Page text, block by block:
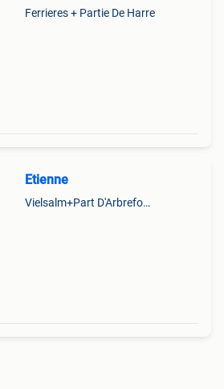
Ferrieres + Partie De Harre
Etienne
Vielsalm+Part D'Arbrefontaine